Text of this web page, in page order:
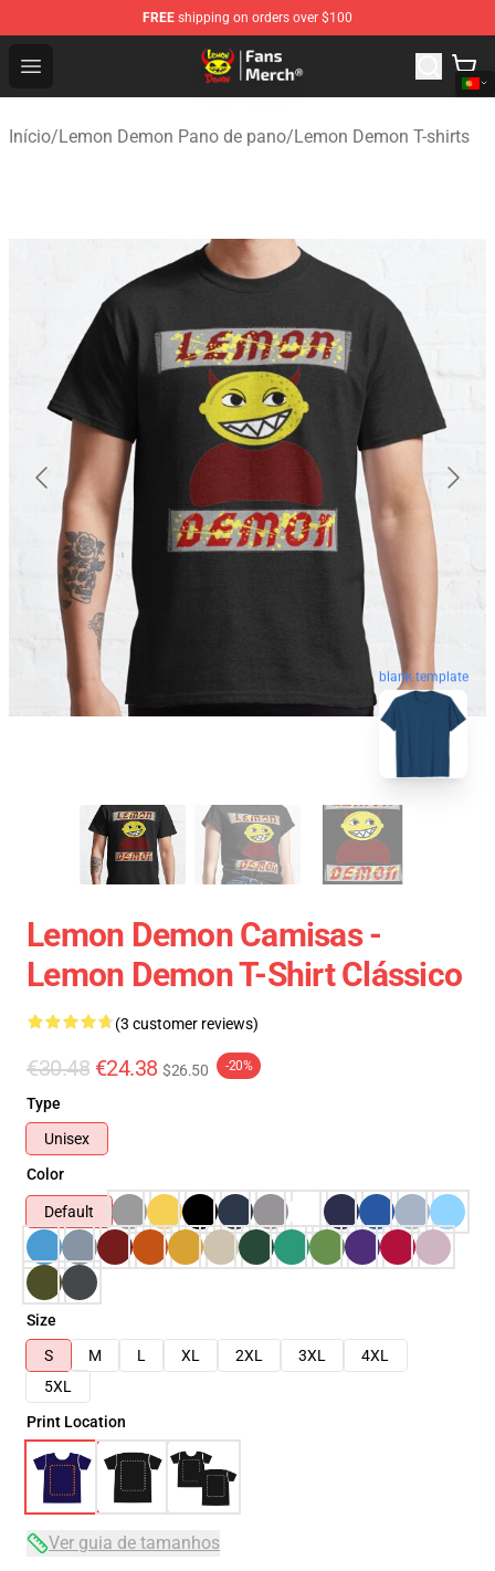
FREE shipping on orders over $100
Open menu
Lemon Demon Store - Official Lemon Demon
Início/Lemon Demon Pano de pano/Lemon Demon T-shirts
blank template
Lemon Demon Camisas -
Lemon Demon T-Shirt Clássico
(3 customer reviews)
€30.48 €24.38 $26.50 -20%
Type
Unisex
Color
Default
Size
S
M L XL 2XL 3XL
4XL
5XL
Print Location
Ver guia de tamanhos